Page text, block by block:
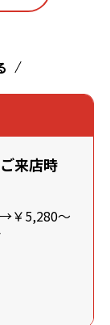
来店時
￥5,280～